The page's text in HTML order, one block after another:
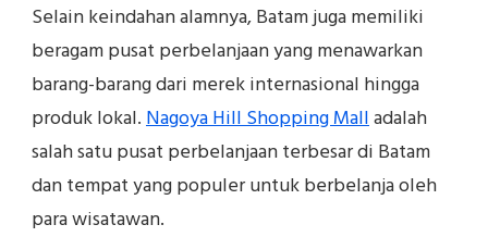
Selain keindahan alamnya, Batam juga memiliki
beragam pusat perbelanjaan yang menawarkan
barang-barang dari merek internasional hingga
produk lokal.Nagoya Hill Shopping Malladalah
salah satu pusat perbelanjaan terbesar di Batam
dan tempat yang populer untuk berbelanja oleh
para wisatawan.